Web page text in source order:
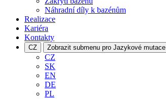
Náhradní díly k bazénům
Realizace
Kariéra
Kontakty
CZ Zobrazit submenu pro Jazykové mutace
CZ
SK
EN
DE
PL